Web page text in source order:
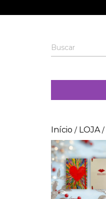
Início / LOJA /